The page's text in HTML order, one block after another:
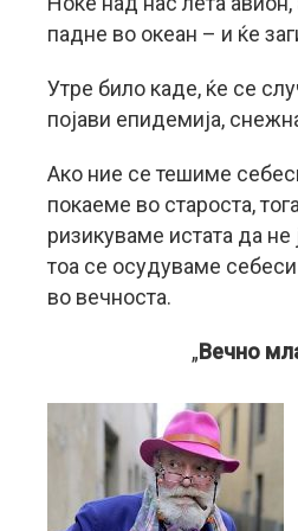
падне во океан – и ќе
Утре било каде, ќе се
појави епидемија,
Ако ние се тешиме
покаеме во староста,
ризикуваме истата да не
тоа се осудуваме себеси
во вечноста.
„Вечно